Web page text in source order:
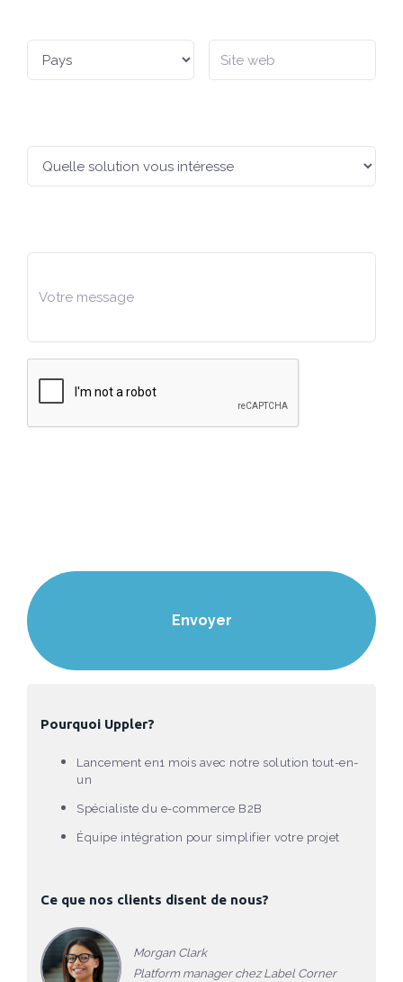
Pourquoi Uppler?
Lancement en1 mois avec notre solution tout-en-
un
Spécialiste du e-commerce B2B
Équipe intégration pour simplifier votre projet
Ce que nos clients disent de nous?
Morgan Clark
Platform manager chez Label Corner